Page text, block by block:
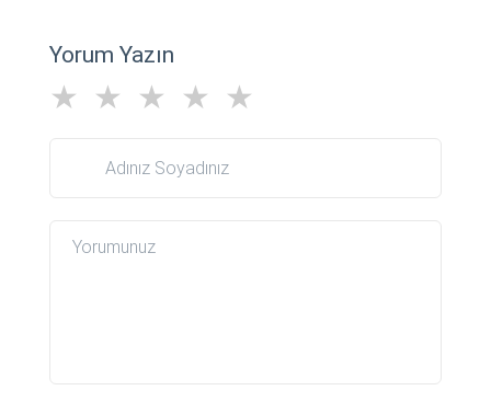
Yorum Yazın